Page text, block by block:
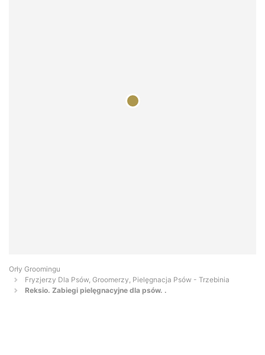
Orły Groomingu
Fryzjerzy Dla Psów, Groomerzy, Pielęgnacja Psów - Trzebinia
Reksio. Zabiegi pielęgnacyjne dla psów. .